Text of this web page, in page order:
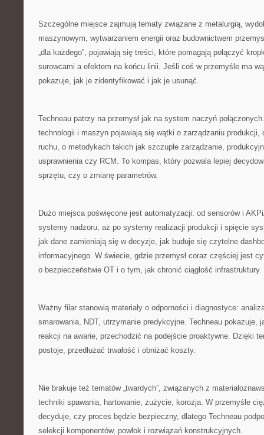
Szczególne miejsce zajmują tematy związane z metalurgią,
maszynowym, wytwarzaniem energii oraz budownictwem
„dla każdego”, pojawiają się treści, które pomagają połączyć
surowcami a efektem na końcu linii. Jeśli coś w przemyśle ma
pokazuje, jak je zidentyfikować i jak je usunąć.
Techneau patrzy na przemysł jak na system naczyń
technologii i maszyn pojawiają się wątki o zarządzaniu produkcji,
ruchu, o metodykach takich jak szczupłe zarządzanie,
usprawnienia czy RCM. To kompas, który pozwala lepiej
sprzętu, czy o zmianę parametrów.
Dużo miejsca poświęcone jest automatyzacji: od sensorów i
systemy nadzoru, aż po systemy realizacji produkcji i spięcie
jak dane zamieniają się w decyzje, jak buduje się czytelne
informacyjnego. W świecie, gdzie przemysł coraz częściej jest
o bezpieczeństwie OT i o tym, jak chronić ciągłość infrastruktury.
Ważny filar stanowią materiały o odporności i diagnostyce:
smarowania, NDT, utrzymanie predykcyjne. Techneau pokazuje,
reakcji na awarie, przechodzić na podejście proaktywne. Dzięki
postoje, przedłużać trwałość i obniżać koszty.
Nie brakuje też tematów „twardych”, związanych z
techniki spawania, hartowanie, zużycie, korozja. W przemyśle
decyduje, czy proces będzie bezpieczny, dlatego Techneau
selekcji komponentów, powłok i rozwiązań konstrukcyjnych.